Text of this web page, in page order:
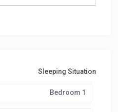
Sleeping Situation
Bedroom 1